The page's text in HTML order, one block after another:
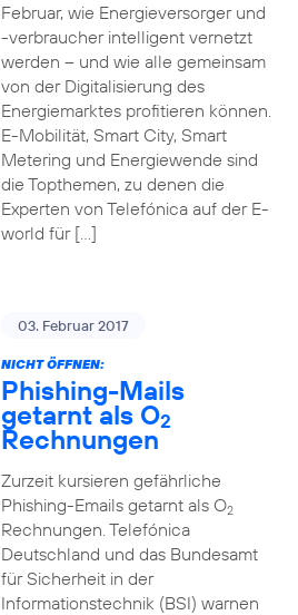
Februar, wie Energieversorger und
-verbraucher intelligent vernetzt
werden – und wie alle gemeinsam
von der Digitalisierung des
Energiemarktes profitieren können.
E-Mobilität, Smart City, Smart
Metering und Energiewende sind
die Topthemen, zu denen die
Experten von Telefónica auf der E-
world für […]
03. Februar 2017
NICHT ÖFFNEN:
Phishing-Mails
getarnt als O2
Rechnungen
Zurzeit kursieren gefährliche
Phishing-Emails getarnt als O2
Rechnungen. Telefónica
Deutschland und das Bundesamt
für Sicherheit in der
Informationstechnik (BSI) warnen